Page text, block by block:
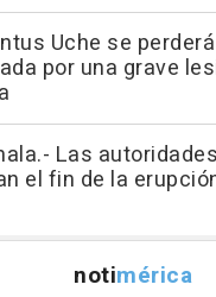
Uche se
por una grave
Las
el fin de la
notimérica